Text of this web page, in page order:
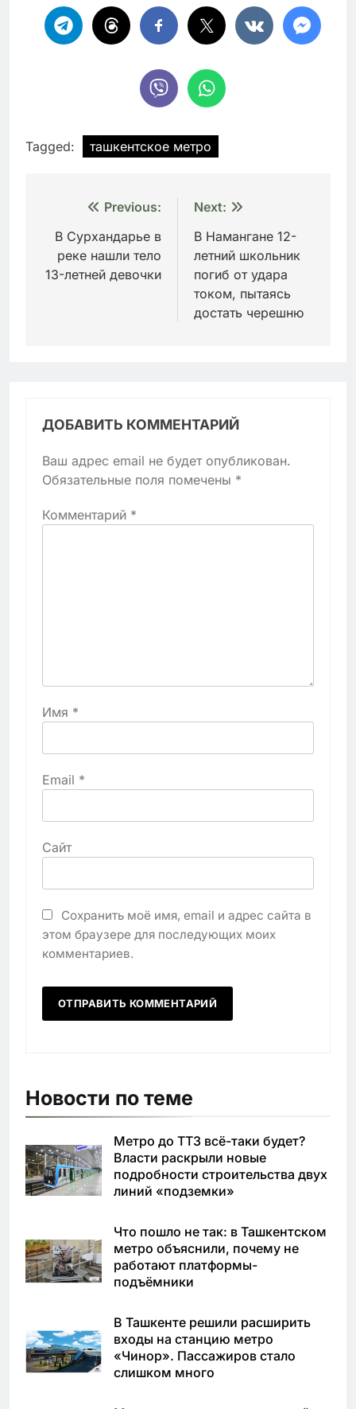
Tagged: ташкентское метро
Навигация
по
записям
Previous:
В Сурхандарье в
реке нашли тело
13-летней девочки
Next:
В Намангане 12-
летний школьник
погиб от удара
током, пытаясь
достать черешню
ДОБАВИТЬ КОММЕНТАРИЙ
Ваш адрес email не будет опубликован.
Обязательные поля помечены *
Комментарий *
Имя *
Email *
Сайт
Сохранить моё имя, email и адрес сайта в
этом браузере для последующих моих
комментариев.
Новости по теме
Метро до ТТЗ всё-таки будет?
Власти раскрыли новые
подробности строительства двух
линий «подземки»
Что пошло не так: в Ташкентском
метро объяснили, почему не
работают платформы-
подъёмники
В Ташкенте решили расширить
входы на станцию метро
«Чинор». Пассажиров стало
слишком много